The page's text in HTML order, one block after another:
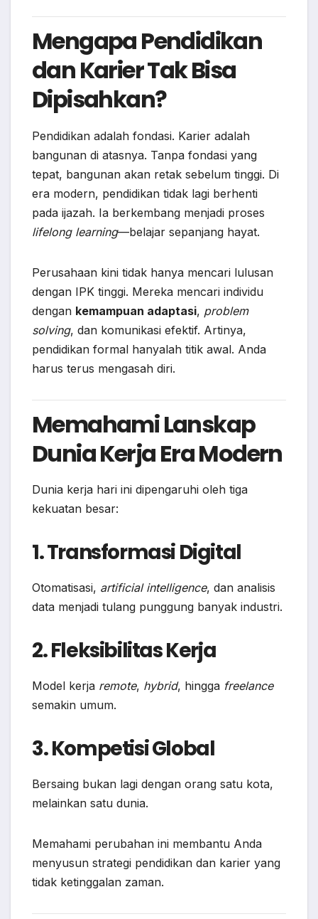
Mengapa Pendidikan
dan Karier Tak Bisa
Dipisahkan?
Pendidikan adalah fondasi. Karier adalah
bangunan di atasnya. Tanpa fondasi yang
tepat, bangunan akan retak sebelum tinggi. Di
era modern, pendidikan tidak lagi berhenti
pada ijazah. Ia berkembang menjadi proses
lifelong learning—belajar sepanjang hayat.
Perusahaan kini tidak hanya mencari lulusan
dengan IPK tinggi. Mereka mencari individu
dengan kemampuan adaptasi, problem
solving, dan komunikasi efektif. Artinya,
pendidikan formal hanyalah titik awal. Anda
harus terus mengasah diri.
Memahami Lanskap
Dunia Kerja Era Modern
Dunia kerja hari ini dipengaruhi oleh tiga
kekuatan besar:
1. Transformasi Digital
Otomatisasi, artificial intelligence, dan analisis
data menjadi tulang punggung banyak industri.
2. Fleksibilitas Kerja
Model kerja remote, hybrid, hingga freelance
semakin umum.
3. Kompetisi Global
Bersaing bukan lagi dengan orang satu kota,
melainkan satu dunia.
Memahami perubahan ini membantu Anda
menyusun strategi pendidikan dan karier yang
tidak ketinggalan zaman.